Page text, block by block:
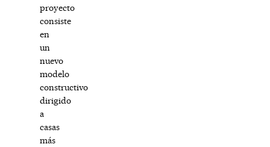
proyecto
consiste
en
un
nuevo
modelo
constructivo
dirigido
a
casas
más